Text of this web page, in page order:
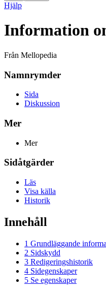
Hjälp
Information
Från Mellopedia
Namnrymder
Sida
Diskussion
Mer
Mer
Sidåtgärder
Läs
Visa källa
Historik
Innehåll
1 Grundläggande
2 Sidskydd
3 Redigeringshistorik
4 Sidegenskaper
5 Se egenskaper